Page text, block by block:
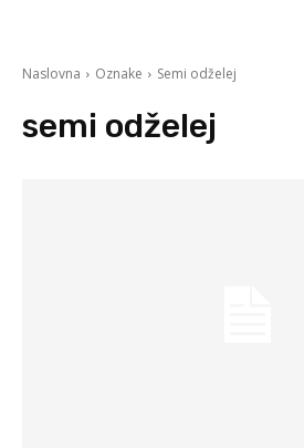
Naslovna Oznake Semi odželej
semi odželej